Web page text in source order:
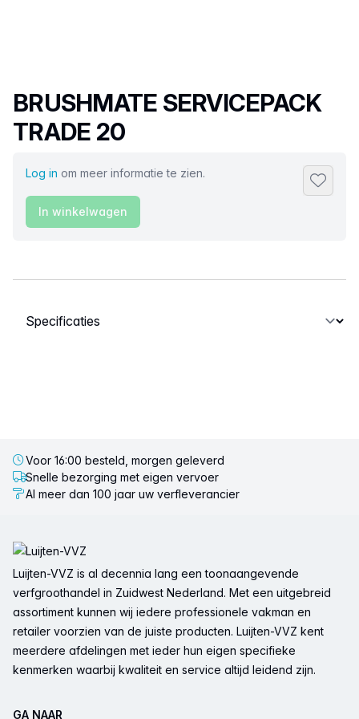
Productnaam
BRUSHMATE SERVICEPACK
TRADE 20
Log in om meer informatie te zien.
In winkelwagen
Selecteer een tabblad
Voor 16:00 besteld, morgen geleverd
Snelle bezorging met eigen vervoer
Al meer dan 100 jaar uw verfleverancier
Luijten-VVZ is al decennia lang een toonaangevende
verfgroothandel in Zuidwest Nederland. Met een uitgebreid
assortiment kunnen wij iedere professionele vakman en
retailer voorzien van de juiste producten. Luijten-VVZ kent
meerdere afdelingen met ieder hun eigen specifieke
kenmerken waarbij kwaliteit en service altijd leidend zijn.
GA NAAR